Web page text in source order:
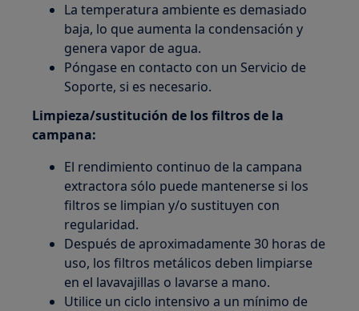
La temperatura ambiente es demasiado
baja, lo que aumenta la condensación y
genera vapor de agua.
Póngase en contacto con un Servicio de
Soporte, si es necesario.
Limpieza/sustitución de los filtros de la
campana:
El rendimiento continuo de la campana
extractora sólo puede mantenerse si los
filtros se limpian y/o sustituyen con
regularidad.
Después de aproximadamente 30 horas de
uso, los filtros metálicos deben limpiarse
en el lavavajillas o lavarse a mano.
Utilice un ciclo intensivo a un mínimo de